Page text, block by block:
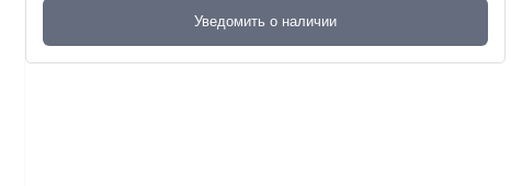
Уведомить о наличии